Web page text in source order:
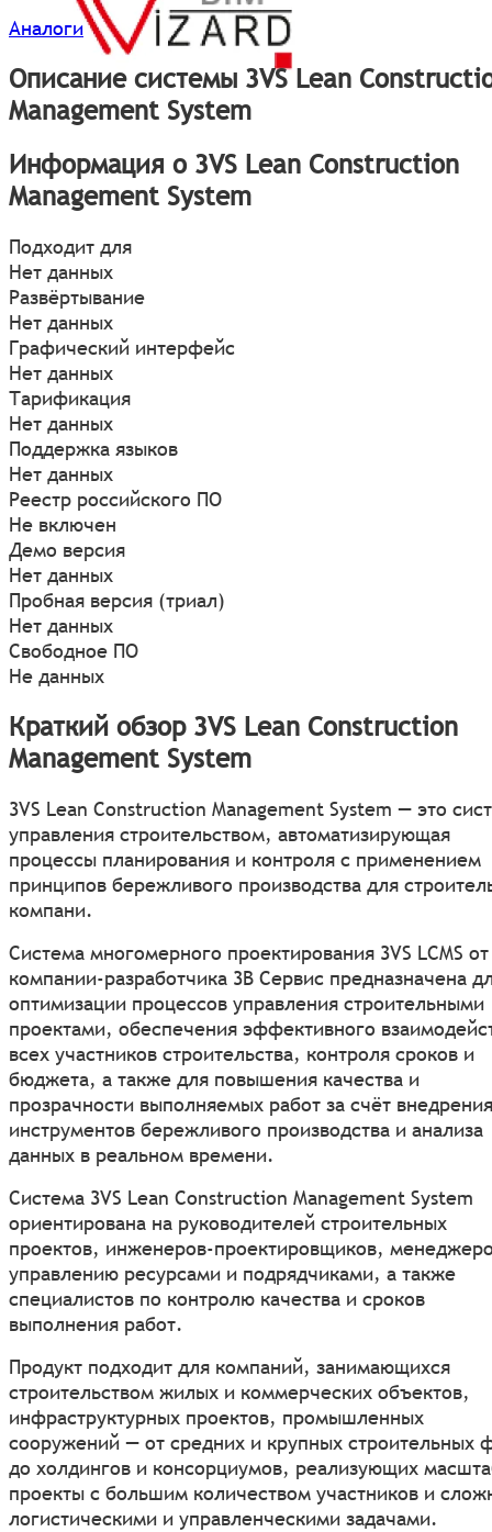
Аналоги
Описание системы 3VS Lean
Management System
Информация о 3VS Lean Construction
Management System
Подходит для
Нет данных
Развёртывание
Нет данных
Графический интерфейс
Нет данных
Тарификация
Нет данных
Поддержка языков
Нет данных
Реестр российского ПО
Не включен
Демо версия
Нет данных
Пробная версия (триал)
Нет данных
Свободное ПО
Не данных
Краткий обзор 3VS Lean Construction
Management System
3VS Lean Construction Management System — это
управления строительством, автоматизирующая
процессы планирования и контроля с применением
принципов бережливого производства для
компани.
Система многомерного проектирования 3VS LCMS от
компании-разработчика 3В Сервис предназначена
оптимизации процессов управления строительными
проектами, обеспечения эффективного
всех участников строительства, контроля сроков и
бюджета, а также для повышения качества и
прозрачности выполняемых работ за счёт внедрения
инструментов бережливого производства и анализа
данных в реальном времени.
Система 3VS Lean Construction Management System
ориентирована на руководителей строительных
проектов, инженеров-проектировщиков,
управлению ресурсами и подрядчиками, а также
специалистов по контролю качества и сроков
выполнения работ.
Продукт подходит для компаний, занимающихся
строительством жилых и коммерческих объектов,
инфраструктурных проектов, промышленных
сооружений — от средних и крупных строительных
до холдингов и консорциумов, реализующих
проекты с большим количеством участников и
логистическими и управленческими задачами.